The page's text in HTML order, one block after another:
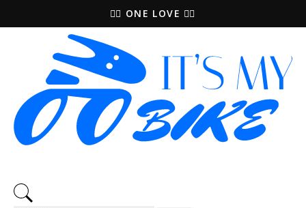
🚵‍♀️ ONE LOVE 🚴‍♀️